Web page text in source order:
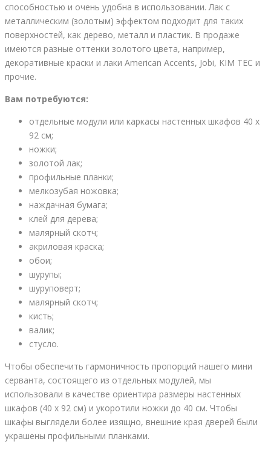
способностью и очень удобна в использовании. Лак с
металлическим (золотым) эффектом подходит для таких
поверхностей, как дерево, металл и пластик. В продаже
имеются разные оттенки золотого цвета, например,
декоративные краски и лаки American Accents, Jobi, KIM TEC и
прочие.
Вам потребуются:
отдельные модули или каркасы настенных шкафов 40 х
92 см;
ножки;
золотой лак;
профильные планки;
мелкозубая ножовка;
наждачная бумага;
клей для дерева;
малярный скотч;
акриловая краска;
обои;
шурупы;
шуруповерт;
малярный скотч;
кисть;
валик;
стусло.
Чтобы обеспечить гармоничность пропорций нашего мини
серванта, состоящего из отдельных модулей, мы
использовали в качестве ориентира размеры настенных
шкафов (40 х 92 см) и укоротили ножки до 40 см. Чтобы
шкафы выглядели более изящно, внешние края дверей были
украшены профильными планками.